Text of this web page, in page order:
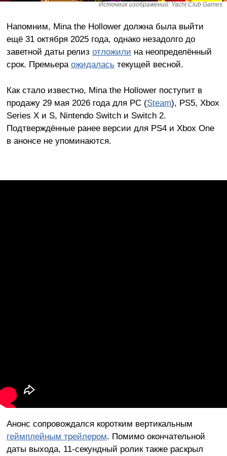
Источник изображений: Yacht Club Games
Напомним, Mina the Hollower должна была выйти
ещё 31 октября 2025 года, однако незадолго до
заветной даты релиз отложили на неопределённый
срок. Премьера ожидалась текущей весной.
Как стало известно, Mina the Hollower поступит в
продажу 29 мая 2026 года для PC (Steam), PS5, Xbox
Series X и S, Nintendo Switch и Switch 2.
Подтверждённые ранее версии для PS4 и Xbox One
в анонсе не упоминаются.
Анонс сопровождался коротким вертикальным
геймплейным трейлером. Помимо окончательной
даты выхода, 11-секундный ролик также раскрыл